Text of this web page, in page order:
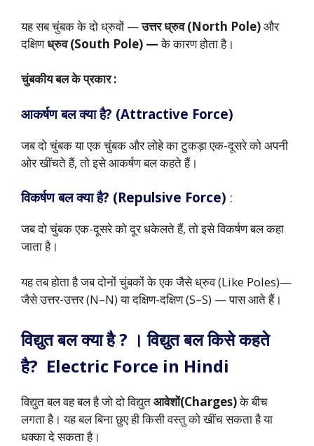
यह सब चुंबक के दो ध्रुवों —उत्तर ध्रुव (North Pole)और
दक्षिणध्रुव (South Pole) —के कारण होता है।
चुंबकीय बल के प्रकार :
आकर्षण बल क्या है? (Attractive Force)
जब दो चुंबक या एक चुंबक और लोहे का टुकड़ा एक-दूसरे को अपनी
ओर खींचते हैं, तो इसे आकर्षण बल कहते हैं।
विकर्षण बल क्या है? (Repulsive Force) :
जब दो चुंबक एक-दूसरे को दूर धकेलते हैं, तो इसे विकर्षण बल कहा
जाता है।
यह तब होता है जब दोनों चुंबकों के एक जैसे ध्रुव (Like Poles)—
जैसे उत्तर-उत्तर (N–N) या दक्षिण-दक्षिण (S–S) — पास आते हैं।
विद्युत बल क्या है ? । विद्युत बल किसे कहते
है? Electric Force in Hindi
विद्युत बल वह बल है जो दो विद्युतआवेशों(Charges)के बीच
लगता है। यह बल बिना छुए ही किसी वस्तु को खींच सकता है या
धक्का दे सकता है।